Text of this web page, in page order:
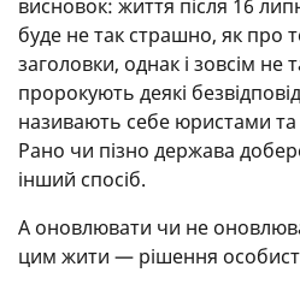
висновок: життя після 16
буде не так страшно, як про
заголовки, однак і зовсім не
пророкують деякі
називають себе юристами
Рано чи пізно держава
інший спосіб.
А оновлювати чи не
цим жити — рішення